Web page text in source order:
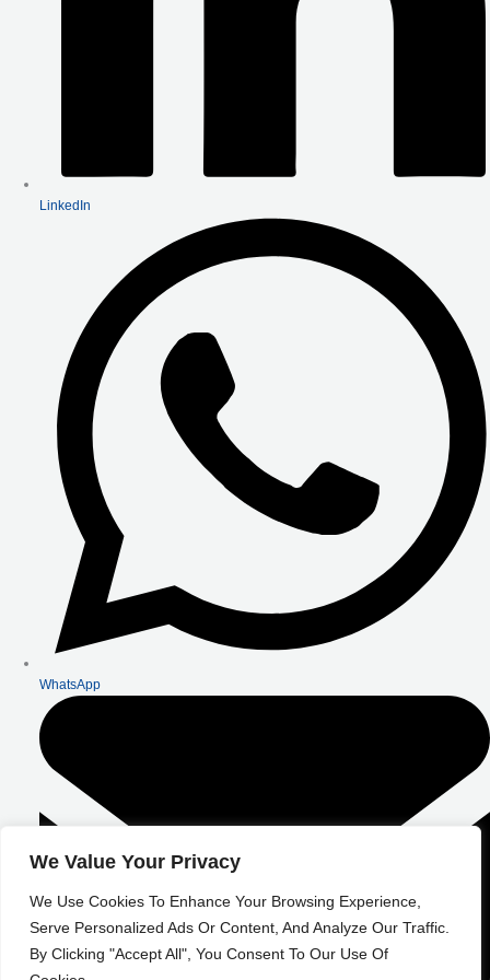
We Value Your Privacy
We Use Cookies To Enhance Your Browsing Experience,
Serve Personalized Ads Or Content, And Analyze Our Traffic.
By Clicking "Accept All", You Consent To Our Use Of
LinkedIn
WhatsApp